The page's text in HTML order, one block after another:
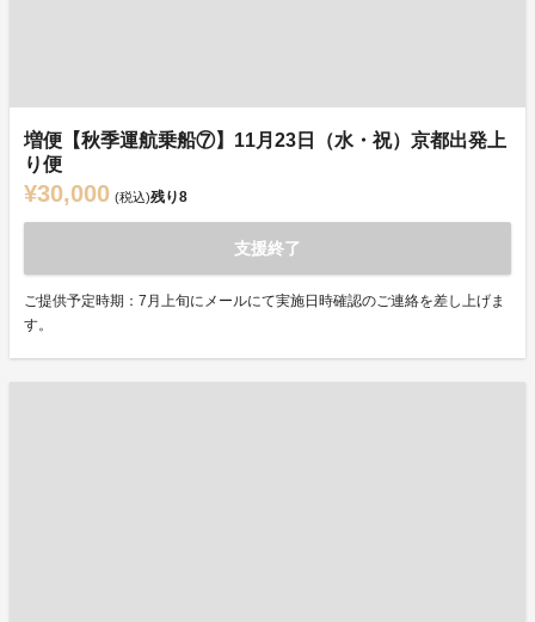
増便【秋季運航乗船⑦】11月23日（水・祝）京都出発上
り便
¥30,000 (税込)残り8
支援終了
ご提供予定時期：7月上旬にメールにて実施日時確認のご連絡を差し上げま
す。